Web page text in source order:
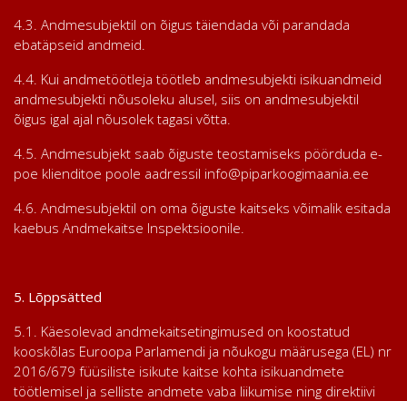
4.3. Andmesubjektil on õigus täiendada või parandada
ebatäpseid andmeid.
4.4. Kui andmetöötleja töötleb andmesubjekti isikuandmeid
andmesubjekti nõusoleku alusel, siis on andmesubjektil
õigus igal ajal nõusolek tagasi võtta.
4.5. Andmesubjekt saab õiguste teostamiseks pöörduda e-
poe klienditoe poole aadressil info@piparkoogimaania.ee
4.6. Andmesubjektil on oma õiguste kaitseks võimalik esitada
kaebus Andmekaitse Inspektsioonile.
5. Lõppsätted
5.1. Käesolevad andmekaitsetingimused on koostatud
kooskõlas Euroopa Parlamendi ja nõukogu määrusega (EL) nr
2016/679 füüsiliste isikute kaitse kohta isikuandmete
töötlemisel ja selliste andmete vaba liikumise ning direktiivi